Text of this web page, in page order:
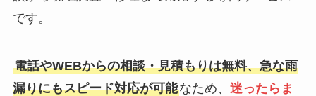
です。
電話やWEBからの相談・見積もりは無料、急な雨
漏りにもスピード対応が可能なため、 迷ったらま